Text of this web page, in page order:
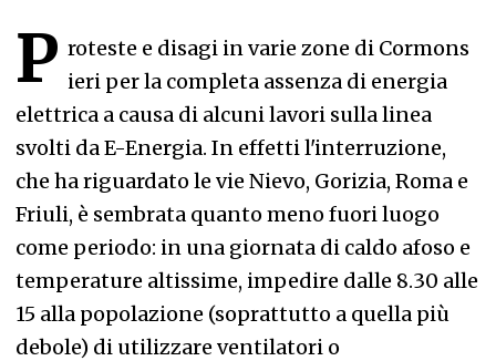
P roteste e disagi in varie zone di Cormons
ieri per la completa assenza di energia
elettrica a causa di alcuni lavori sulla linea
svolti da E-Energia. In effetti l'interruzione,
che ha riguardato le vie Nievo, Gorizia, Roma e
Friuli, è sembrata quanto meno fuori luogo
come periodo: in una giornata di caldo afoso e
temperature altissime, impedire dalle 8.30 alle
15 alla popolazione (soprattutto a quella più
debole) di utilizzare ventilatori o